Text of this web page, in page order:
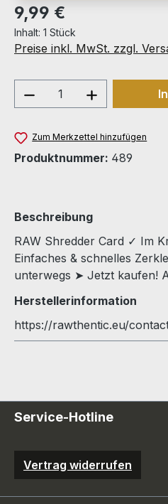
Regulärer Preis:
9,99 €
Inhalt: 1 Stück
Preise inkl. MwSt. zzgl.
Produkt Anzahl:
Zum Merkzettel hinzufügen
Produktnummer: 489
Beschreibung
RAW Shredder Card ✓ Im
Einfaches & schnelles
unterwegs ➤ Jetzt kaufen!
Herstellerinformation
https://rawthentic.eu/
Service-Hotline
Vertrag widerrufen